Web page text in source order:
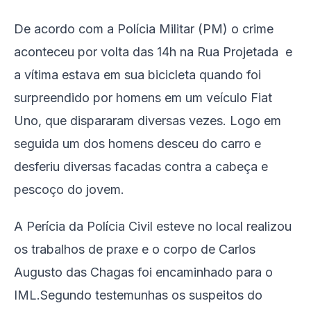
De acordo com a Polícia Militar (PM) o crime
aconteceu por volta das 14h na Rua Projetada e
a vítima estava em sua bicicleta quando foi
surpreendido por homens em um veículo Fiat
Uno, que dispararam diversas vezes. Logo em
seguida um dos homens desceu do carro e
desferiu diversas facadas contra a cabeça e
pescoço do jovem.
A Perícia da Polícia Civil esteve no local realizou
os trabalhos de praxe e o corpo de Carlos
Augusto das Chagas foi encaminhado para o
IML.Segundo testemunhas os suspeitos do